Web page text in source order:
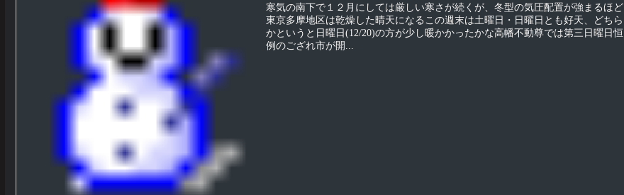
寒気の南下で１２月にしては厳しい寒さが続くが、冬型の気圧配置が強まるほど
東京多摩地区は乾燥した晴天になるこの週末は土曜日・日曜日とも好天、どちら
かというと日曜日(12/20)の方が少し暖かかったかな高幡不動尊では第三日曜日恒
例のござれ市が開...